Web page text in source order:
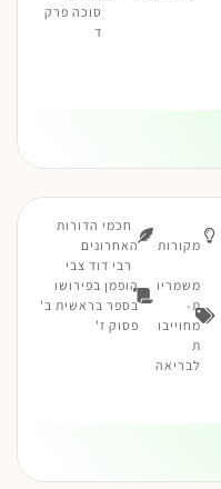
סוכה פרק
ד
מקורות
משמריו
ת-
מחוייבו
ת
לבריאה
חכמי הדורות
האחרונים
רבי דוד צבי
הופמן בפירושו
בספר בראשית ב'
פסוק ז'